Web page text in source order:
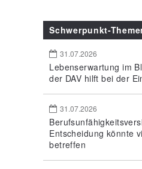
Schwerpunkt-
31.07.2026
Lebenserwartung im
der DAV hilft bei der
31.07.2026
Entscheidung könnte
betreffen